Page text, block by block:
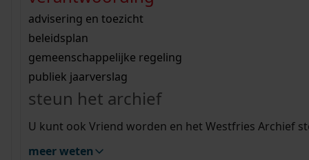
bouwvergunningen
omgevingsvergunningen
vergunningen
beeld en geluid
uitleg nodig?
Wij helpen u op weg met een aantal zoektips.
bekijk alle zoektips
Wij helpen u op weg met een aantal zoektips.
bekijk alle zoektips
bekijk ons geschiedenislokaal
advisering en toezicht
beleidsplan
gemeenschappelijke regeling
publiek jaarverslag
steun het archief
U kunt ook Vriend worden en het Westfries Archief
meer weten
zoektips
Mijn Studiezaal (inloggen)
uw zoekopdracht te